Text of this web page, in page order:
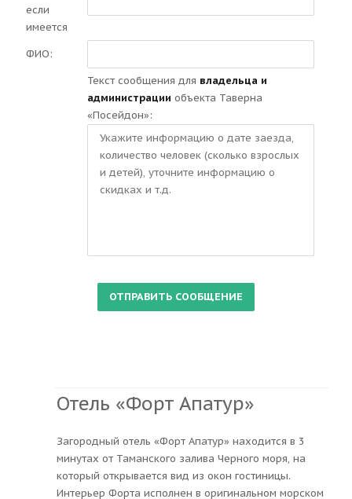
если
имеется
ФИО:
Текст сообщения для владельца и
администрации объекта Таверна
«Посейдон»:
Отель «Форт Апатур»
Загородный отель «Форт Апатур» находится в 3
минутах от Таманского залива Черного моря, на
который открывается вид из окон гостиницы.
Интерьер Форта исполнен в оригинальном морском